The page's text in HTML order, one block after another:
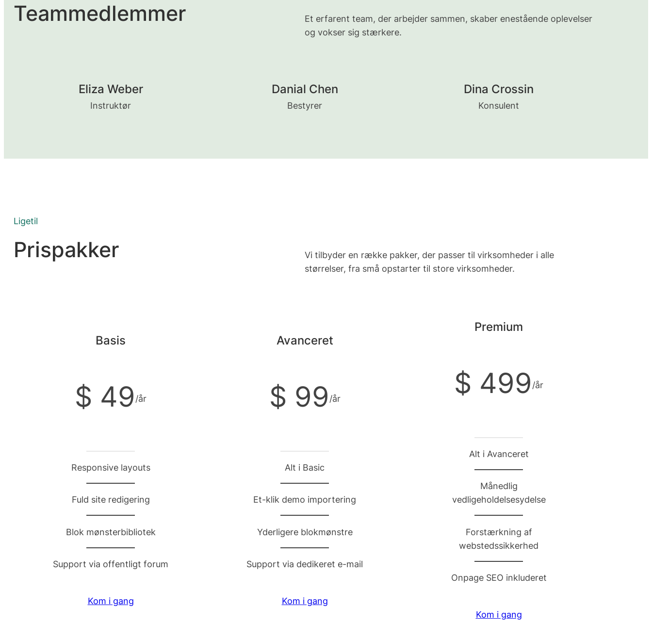
Teammedlemmer
Et erfarent team, der arbejder sammen, skaber enestående oplevelser
og vokser sig stærkere.
Eliza Weber
Instruktør
Danial Chen
Bestyrer
Dina Crossin
Konsulent
Ligetil
Prispakker
Vi tilbyder en række pakker, der passer til virksomheder i alle
størrelser, fra små opstarter til store virksomheder.
Basis
$ 49 /år
Responsive layouts
Fuld site redigering
Blok mønsterbibliotek
Support via offentligt forum
Kom i gang
Avanceret
$ 99 /år
Alt i Basic
Et-klik demo importering
Yderligere blokmønstre
Support via dedikeret e-mail
Kom i gang
Premium
$ 499 /år
Alt i Avanceret
Månedlig
vedligeholdelsesydelse
Forstærkning af
webstedssikkerhed
Onpage SEO inkluderet
Kom i gang